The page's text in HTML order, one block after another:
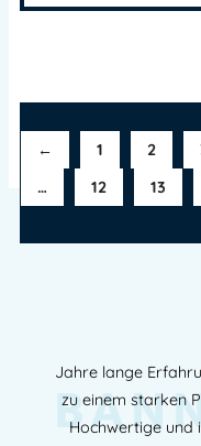
← 1 2
…
12 13
Jahre lange
zu einem starken
Hochwertige